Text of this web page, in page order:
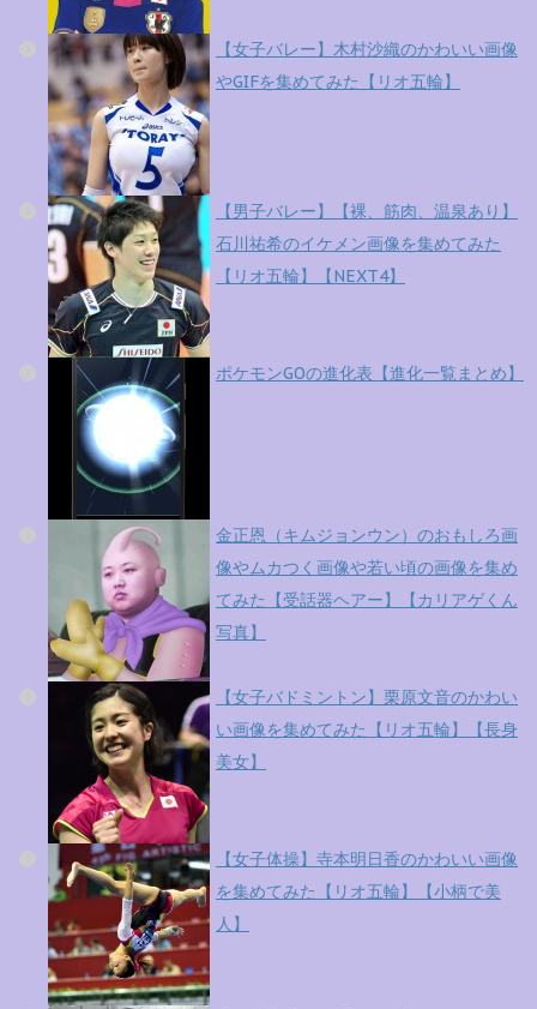
【女子バレー】木村沙織のかわいい画像
やGIFを集めてみた【リオ五輪】
【男子バレー】【裸、筋肉、温泉あり】
石川祐希のイケメン画像を集めてみた
【リオ五輪】【NEXT4】
ポケモンGOの進化表【進化一覧まとめ】
金正恩（キムジョンウン）のおもしろ画
像やムカつく画像や若い頃の画像を集め
てみた【受話器ヘアー】【カリアゲくん
写真】
【女子バドミントン】栗原文音のかわい
い画像を集めてみた【リオ五輪】【長身
美女】
【女子体操】寺本明日香のかわいい画像
を集めてみた【リオ五輪】【小柄で美
人】